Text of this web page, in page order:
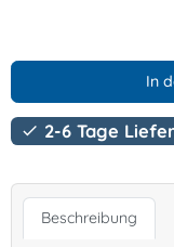
In
 2-6 Tage
Beschreibung